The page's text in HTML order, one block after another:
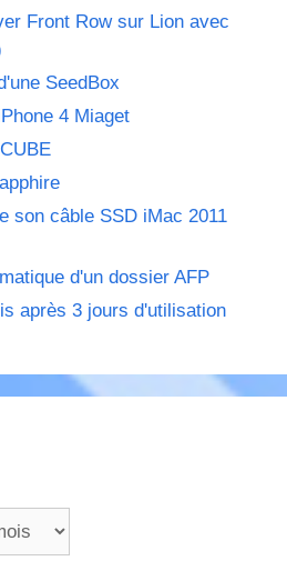
Front Row sur Lion avec
SeedBox
4 Miaget
son câble SSD iMac 2011
d'un dossier AFP
après 3 jours d'utilisation